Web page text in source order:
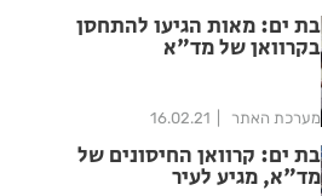
בת ים: מאות הגיעו להתחסן
בקרוואן של מד"א
מערכת האתר 16.02.21
בת ים: קרוואן החיסונים של
מד"א, מגיע לעיר